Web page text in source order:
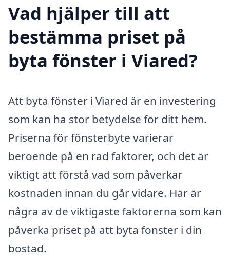
Vad hjälper till att
bestämma priset på
byta fönster i Viared?
Att byta fönster i Viared är en investering
som kan ha stor betydelse för ditt hem.
Priserna för fönsterbyte varierar
beroende på en rad faktorer, och det är
viktigt att förstå vad som påverkar
kostnaden innan du går vidare. Här är
några av de viktigaste faktorerna som kan
påverka priset på att byta fönster i din
bostad.